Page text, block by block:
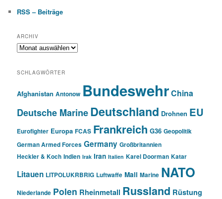
RSS – Beiträge
ARCHIV
Archiv
SCHLAGWÖRTER
Afghanistan Antonow BundeswehrChina
Deutsche MarineDeutschland Drohnen EU
Eurofighter Europa FCAS Frankreich G36 Geopolitik
German Armed Forces Germany Großbritannien
Heckler & Koch Indien Irak Iran Italien Karel Doorman Katar
Litauen LITPOLUKRBRIG Luftwaffe Mali Marine NATO
Niederlande Polen Rheinmetall Russland Rüstung